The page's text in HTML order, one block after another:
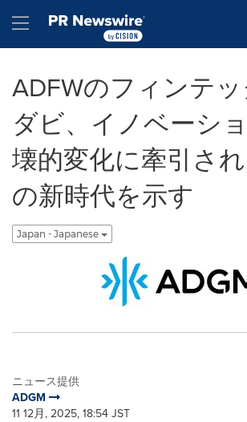
Hamburger menu
ADFWのフィンテ
ダビ、イノベーシ
壊的変化に牽引さ
の新時代を示す
Japan - Japanese
ニュース提供
ADGM
11 12月, 2025, 18:54 JST